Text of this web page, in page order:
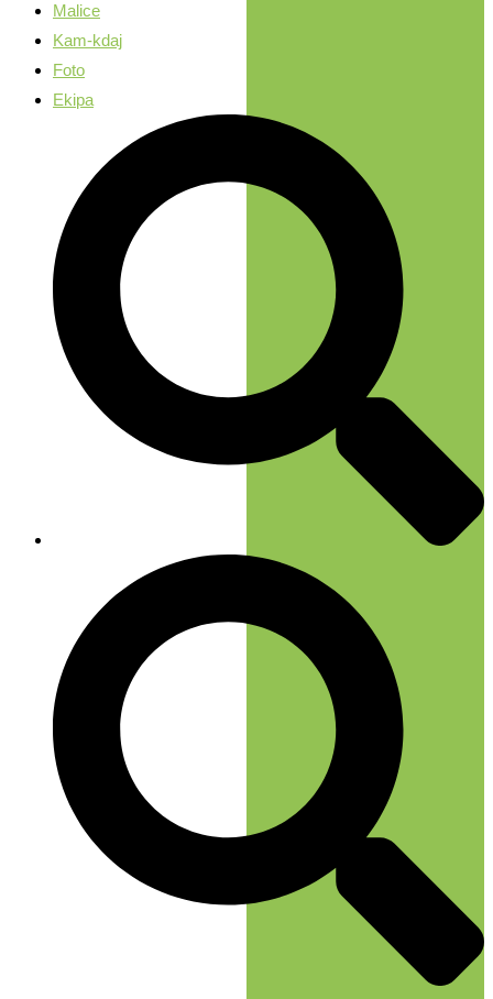
Malice
Kam-kdaj
Foto
Ekipa